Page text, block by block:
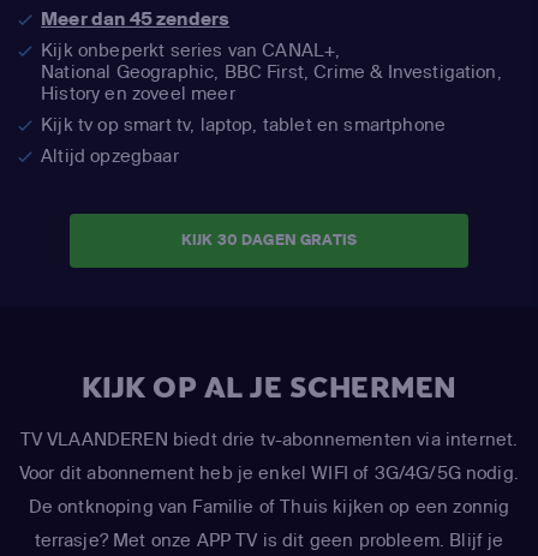
Meer dan 45 zenders
Kijk onbeperkt series van CANAL+,
National Geographic, BBC First, Crime & Investigation,
History en zoveel meer
Kijk tv op smart tv, laptop, tablet en smartphone
Altijd opzegbaar
KIJK 30 DAGEN GRATIS
KIJK OP AL JE SCHERMEN
TV VLAANDEREN biedt drie tv-abonnementen via internet.
Voor dit abonnement heb je enkel WIFI of 3G/4G/5G nodig.
De ontknoping van Familie of Thuis kijken op een zonnig
terrasje? Met onze APP TV is dit geen probleem. Blijf je